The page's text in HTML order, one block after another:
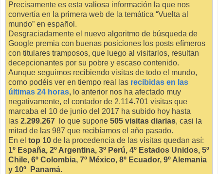
Precisamente es esta valiosa información la que nos
convertía en la primera web de la temática “Vuelta al
mundo” en español.
Desgraciadamente el nuevo algoritmo de búsqueda de
Google premia con buenas posiciones los posts efímeros
con titulares tramposos, que luego al visitarlos, resultan
decepcionantes por su pobre y escaso contenido.
Aunque seguimos recibiendo visitas de todo el mundo,
como podéis ver en tiempo real las recibidas en las
últimas 24 horas, lo anterior nos ha afectado muy
negativamente, el contador de 2.114.701 visitas que
marcaba el 10 de junio del 2017 ha subido hoy hasta
las 2.299.267 lo que supone 505 visitas diarias, casi la
mitad de las 987 que recibíamos el año pasado.
En el top 10 de la procedencia de las visitas quedan así:
1º España, 2º Argentina, 3º Perú, 4º Estados Unidos, 5º
Chile, 6º Colombia, 7º México, 8º Ecuador, 9º Alemania
y 10º Panamá.